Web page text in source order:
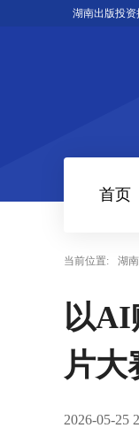
湖南出版投
首页
当前位置: 湖
以AI
片大
2026-05-25